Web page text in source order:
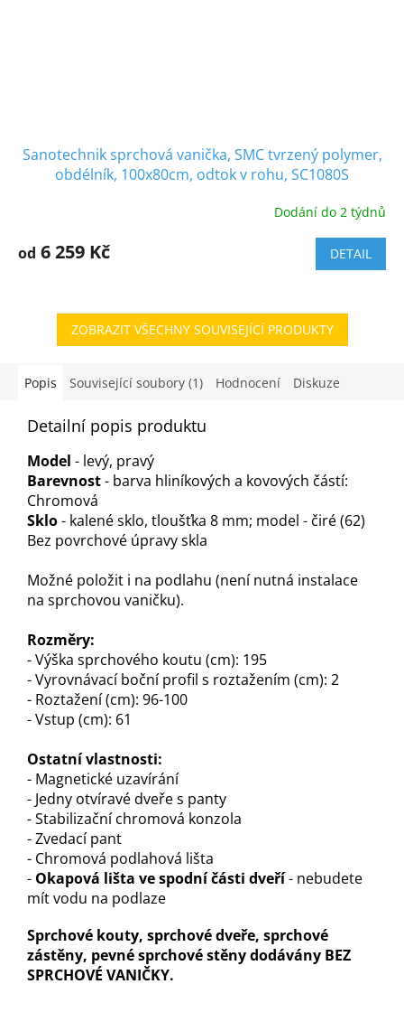
Sanotechnik sprchová vanička, SMC tvrzený polymer,
obdélník, 100x80cm, odtok v rohu, SC1080S
Dodání do 2 týdnů
od 6 259 Kč DETAIL
ZOBRAZIT VŠECHNY SOUVISEJÍCÍ PRODUKTY
Popis Související soubory (1) Hodnocení Diskuze
Detailní popis produktu
Model - levý, pravý
Barevnost- barva hliníkových a kovových částí:
Chromová
Sklo- kalené sklo, tloušťka 8 mm; model - čiré (62)
Bez povrchové úpravy skla
Možné položit i na podlahu (není nutná instalace
na sprchovou vaničku).
Rozměry:
- Výška sprchového koutu (cm): 195
- Vyrovnávací boční profil s roztažením (cm): 2
- Roztažení (cm): 96-100
- Vstup (cm): 61
Ostatní vlastnosti:
- Magnetické uzavírání
- Jedny otvíravé dveře s panty
- Stabilizační chromová konzola
- Zvedací pant
- Chromová podlahová lišta
- Okapová lišta ve spodní části dveří- nebudete
mít vodu na podlaze
Sprchové kouty, sprchové dveře, sprchové
zástěny, pevné sprchové stěny dodávány BEZ
SPRCHOVÉ VANIČKY.